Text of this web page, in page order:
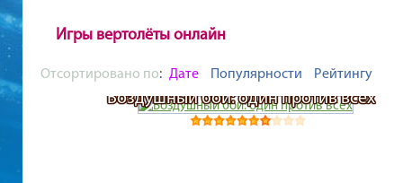
Игры вертолёты онлайн
Отсортировано по: Дате Популярности Рейтингу
Воздушный бой: один против всех